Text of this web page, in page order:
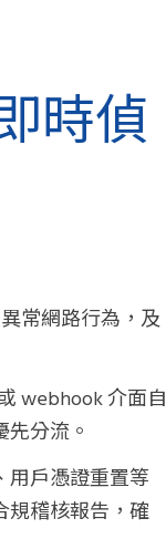
時偵
常網路行為，及
webhook介面自
分流。
用戶憑證重置等
規稽核報告，確